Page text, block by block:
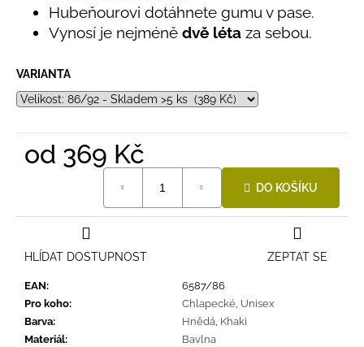
Hubeňourovi dotáhnete gumu v pase.
Vynosí je nejméně dvě léta za sebou.
VARIANTA
od 369 Kč
DO KOŠÍKU
EAN:
6587/86
Pro koho: Chlapecké, Unisex
Barva: Hnědá, Khaki
Materiál:
Bavlna
ZEPTAT SE
HLÍDAT DOSTUPNOST
LETNÍ
ČEPICE
30
SVĚTLE
MODRÁ